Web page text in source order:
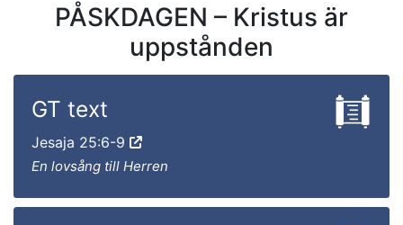
PÅSKDAGEN – Kristus är
uppstånden
GT text
Jesaja 25:6-9
En lovsång till Herren